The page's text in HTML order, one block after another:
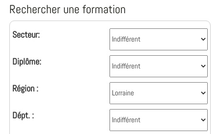
Rechercher une formation
Secteur:
Diplôme:
Région :
Dépt. :